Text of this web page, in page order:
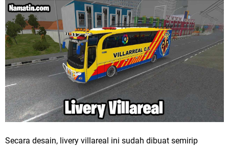
Secara desain, livery villareal ini sudah dibuat semirip